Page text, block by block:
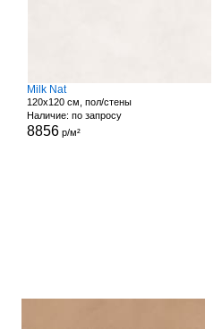
Milk Nat
120x120 см, пол/стены
Наличие: по запросу
8856 р/м²